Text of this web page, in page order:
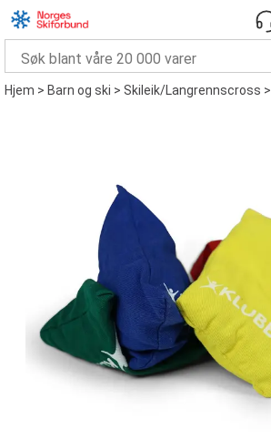
Hjem>Barn og ski>Skileik/Langrennscross>